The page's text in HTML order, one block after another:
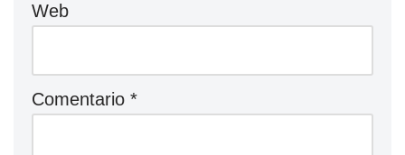
Web
Comentario *